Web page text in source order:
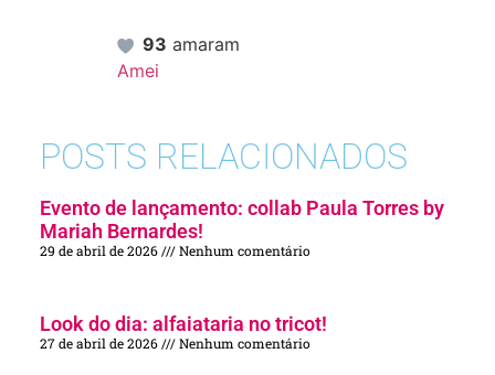
93 amaram
Amei
POSTS RELACIONADOS
Evento de lançamento: collab Paula Torres by
Mariah Bernardes!
29 de abril de 2026 Nenhum comentário
Look do dia: alfaiataria no tricot!
27 de abril de 2026 Nenhum comentário